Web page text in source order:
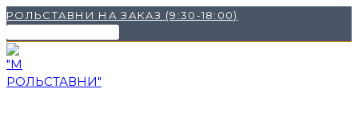
Перейти
к
содержимому
РОЛЬСТАВНИ НА ЗАКАЗ (9:30-18:00)